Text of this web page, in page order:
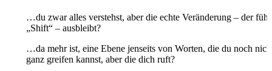
…du zwar alles verstehst, aber die echte Veränderung – der
„Shift“ – ausbleibt?
…da mehr ist, eine Ebene jenseits von Worten, die du noch
ganz greifen kannst, aber die dich ruft?